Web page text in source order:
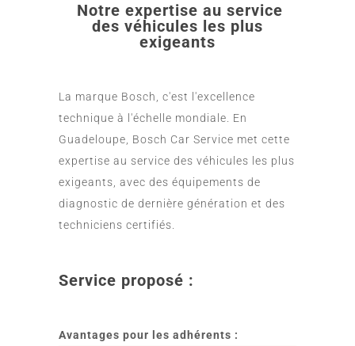
Notre expertise au service
des véhicules les plus
exigeants
La marque Bosch, c'est l'excellence
technique à l'échelle mondiale. En
Guadeloupe, Bosch Car Service met cette
expertise au service des véhicules les plus
exigeants, avec des équipements de
diagnostic de dernière génération et des
techniciens certifiés.
Service proposé :
Avantages pour les adhérents :